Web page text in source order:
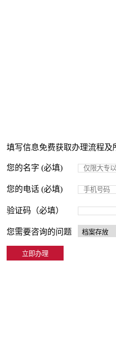
填写信息免费获取办理流程及
您的名字 (必填)
您的电话 (必填)
验证码（必填）
您需要咨询的问题